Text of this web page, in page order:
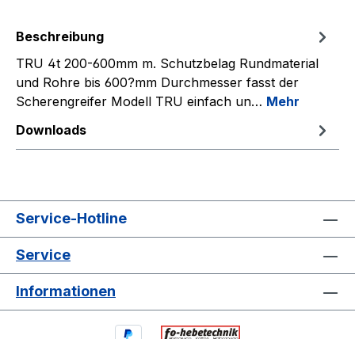
Beschreibung
TRU 4t 200-600mm m. Schutzbelag Rundmaterial
und Rohre bis 600?mm Durchmesser fasst der
Scherengreifer Modell TRU einfach un… Mehr
Downloads
Service-Hotline
Service
Informationen